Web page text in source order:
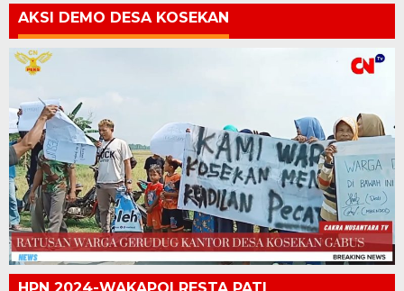
AKSI DEMO DESA KOSEKAN
HPN 2024-WAKAPOLRESTA PATI